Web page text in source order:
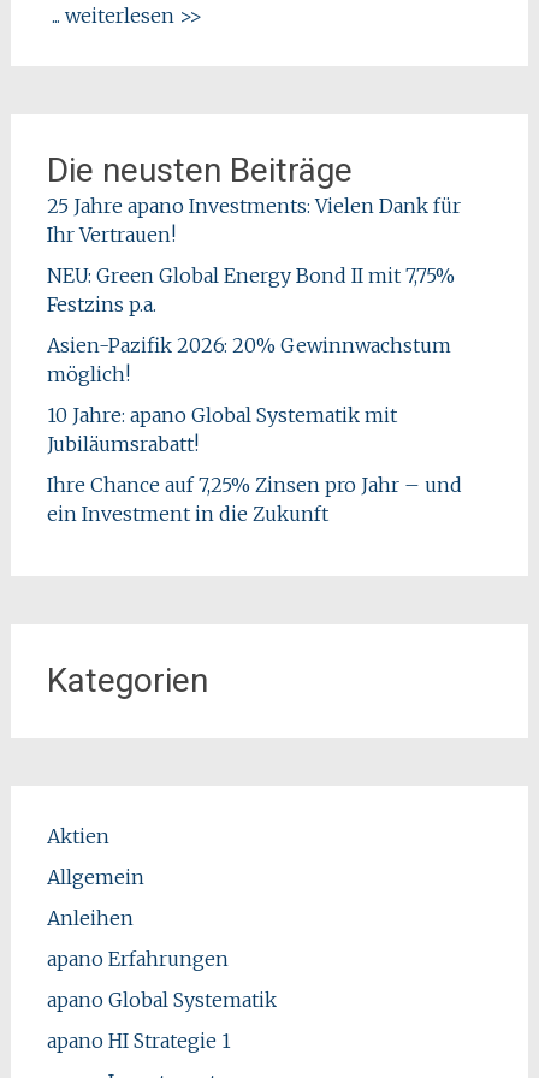
... weiterlesen >>
Die neusten Beiträge
25 Jahre apano Investments: Vielen Dank für
Ihr Vertrauen!
NEU: Green Global Energy Bond II mit 7,75%
Festzins p.a.
Asien-Pazifik 2026: 20% Gewinnwachstum
möglich!
10 Jahre: apano Global Systematik mit
Jubiläumsrabatt!
Ihre Chance auf 7,25% Zinsen pro Jahr – und
ein Investment in die Zukunft
Kategorien
Aktien
Allgemein
Anleihen
apano Erfahrungen
apano Global Systematik
apano HI Strategie 1